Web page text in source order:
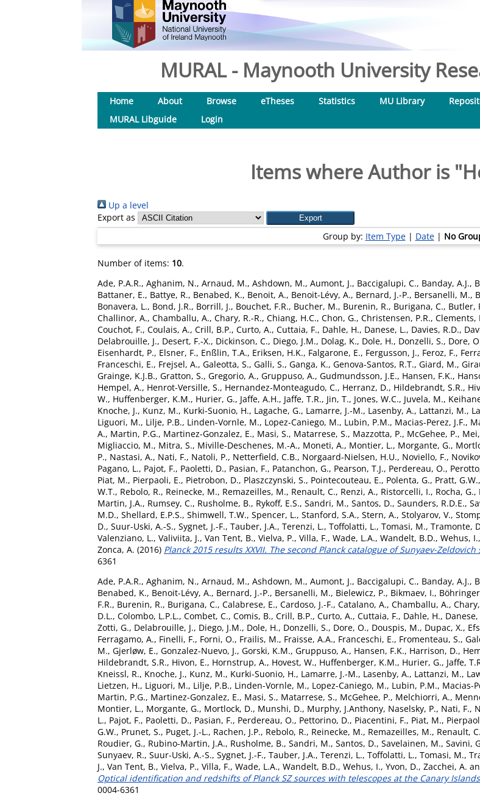
MURAL - Maynooth University
Home About Browse eTheses Statistics MU Library
MURAL Libguide
Login
Items where Author is "
Up a level
Export as
Group by: Item Type| Date| No
Number of items: 10.
Ade, P.A.R., Aghanim, N., Arnaud, M., Ashdown, M., Aumont, J., Baccigalupi, C., Banday, A.J.,
Battaner, E., Battye, R., Benabed, K., Benoit, A., Benoit-Lévy, A., Bernard, J.-P., Bersanelli, M.,
Bonavera, L., Bond, J.R., Borrill, J., Bouchet, F.R., Bucher, M., Burenin, R., Burigana, C., Butler,
Challinor, A., Chamballu, A., Chary, R.-R., Chiang, H.C., Chon, G., Christensen, P.R., Clements,
Couchot, F., Coulais, A., Crill, B.P., Curto, A., Cuttaia, F., Dahle, H., Danese, L., Davies, R.D.,
Delabrouille, J., Desert, F.-X., Dickinson, C., Diego, J.M., Dolag, K., Dole, H., Donzelli, S., Dore,
Eisenhardt, P., Elsner, F., Enßlin, T.A., Eriksen, H.K., Falgarone, E., Fergusson, J., Feroz, F.,
Franceschi, E., Frejsel, A., Galeotta, S., Galli, S., Ganga, K., Genova-Santos, R.T., Giard, M.,
Grainge, K.J.B., Gratton, S., Gregorio, A., Gruppuso, A., Gudmundsson, J.E., Hansen, F.K.,
Hempel, A., Henrot-Versille, S., Hernandez-Monteagudo, C., Herranz, D., Hildebrandt, S.R.,
W., Huffenberger, K.M., Hurier, G., Jaffe, A.H., Jaffe, T.R., Jin, T., Jones, W.C., Juvela, M.,
Knoche, J., Kunz, M., Kurki-Suonio, H., Lagache, G., Lamarre, J.-M., Lasenby, A., Lattanzi, M.,
Liguori, M., Lilje, P.B., Linden-Vornle, M., Lopez-Caniego, M., Lubin, P.M., Macias-Perez, J.F.,
A., Martin, P.G., Martinez-Gonzalez, E., Masi, S., Matarrese, S., Mazzotta, P., McGehee, P.,
Migliaccio, M., Mitra, S., Miville-Deschenes, M.-A., Moneti, A., Montier, L., Morgante, G.,
P., Nastasi, A., Nati, F., Natoli, P., Netterfield, C.B., Norgaard-Nielsen, H.U., Noviello, F.,
Pagano, L., Pajot, F., Paoletti, D., Pasian, F., Patanchon, G., Pearson, T.J., Perdereau, O.,
Piat, M., Pierpaoli, E., Pietrobon, D., Plaszczynski, S., Pointecouteau, E., Polenta, G., Pratt, G.W.,
W.T., Rebolo, R., Reinecke, M., Remazeilles, M., Renault, C., Renzi, A., Ristorcelli, I., Rocha, G.,
Martin, J.A., Rumsey, C., Rusholme, B., Rykoff, E.S., Sandri, M., Santos, D., Saunders, R.D.E.,
M.D., Shellard, E.P.S., Shimwell, T.W., Spencer, L., Stanford, S.A., Stern, A., Stolyarov, V.,
D., Suur-Uski, A.-S., Sygnet, J.-F., Tauber, J.A., Terenzi, L., Toffolatti, L., Tomasi, M., Tramonte,
Valenziano, L., Valiviita, J., Van Tent, B., Vielva, P., Villa, F., Wade, L.A., Wandelt, B.D., Wehus, I.,
Zonca, A. (2016) Planck 2015 results XXVII. The second Planck catalogue of Sunyaev-Zeldovich
6361
Ade, P.A.R., Aghanim, N., Arnaud, M., Ashdown, M., Aumont, J., Baccigalupi, C., Banday, A.J.,
Benabed, K., Benoit-Lévy, A., Bernard, J.-P., Bersanelli, M., Bielewicz, P., Bikmaev, I.,
F.R., Burenin, R., Burigana, C., Calabrese, E., Cardoso, J.-F., Catalano, A., Chamballu, A.,
D.L., Colombo, L.P.L., Combet, C., Comis, B., Crill, B.P., Curto, A., Cuttaia, F., Dahle, H., Danese,
Zotti, G., Delabrouille, J., Diego, J.M., Dole, H., Donzelli, S., Dore, O., Douspis, M., Dupac, X.,
Ferragamo, A., Finelli, F., Forni, O., Frailis, M., Fraisse, A.A., Franceschi, E., Fromenteau, S.,
M., Gjerløw, E., Gonzalez-Nuevo, J., Gorski, K.M., Gruppuso, A., Hansen, F.K., Harrison, D.,
Hildebrandt, S.R., Hivon, E., Hornstrup, A., Hovest, W., Huffenberger, K.M., Hurier, G., Jaffe,
Kneissl, R., Knoche, J., Kunz, M., Kurki-Suonio, H., Lamarre, J.-M., Lasenby, A., Lattanzi, M.,
Lietzen, H., Liguori, M., Lilje, P.B., Linden-Vornle, M., Lopez-Caniego, M., Lubin, P.M., Macias-
Martin, P.G., Martinez-Gonzalez, E., Masi, S., Matarrese, S., McGehee, P., Melchiorri, A.,
Montier, L., Morgante, G., Mortlock, D., Munshi, D., Murphy, J.Anthony, Naselsky, P., Nati, F.,
L., Pajot, F., Paoletti, D., Pasian, F., Perdereau, O., Pettorino, D., Piacentini, F., Piat, M.,
G.W., Prunet, S., Puget, J.-L., Rachen, J.P., Rebolo, R., Reinecke, M., Remazeilles, M., Renault, C.
Roudier, G., Rubino-Martin, J.A., Rusholme, B., Sandri, M., Santos, D., Savelainen, M., Savini,
Sunyaev, R., Suur-Uski, A.-S., Sygnet, J.-F., Tauber, J.A., Terenzi, L., Toffolatti, L., Tomasi, M.,
J., Van Tent, B., Vielva, P., Villa, F., Wade, L.A., Wandelt, B.D., Wehus, I., Yvon, D., Zacchei, A.
Optical identification and redshifts of Planck SZ sources with telescopes at the Canary
0004-6361